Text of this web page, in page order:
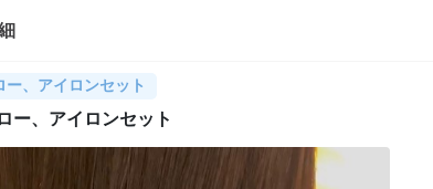
ー、アイロンセット
ー、アイロンセット